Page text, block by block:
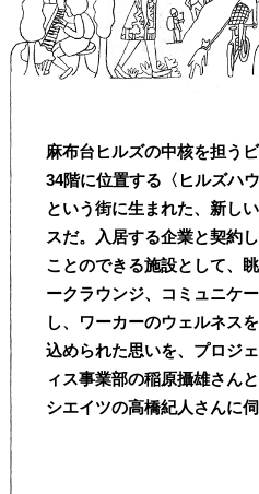
麻布台ヒルズの中核を担う
34階に位置する〈ヒルズハ
という街に生まれた、新し
スだ。入居する企業と契約
ことのできる施設として、
ークラウンジ、コミュニケ
し、ワーカーのウェルネス
込められた思いを、プロジ
ィス事業部の稲原攝雄さん
シエイツの高橋紀人さんに伺